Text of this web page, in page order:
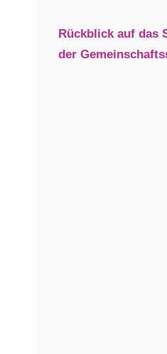
Rückblick auf das
der